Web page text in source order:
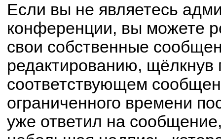
Если вы не являетесь
конференции, вы можете
свои собственные
редактированию, щёлкнув
соответствующем
ограниченного времени
уже ответил на